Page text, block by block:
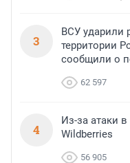
3
ВСУ ударили
территории
сообщили о
62 597
4
Из-за атаки
Wildberries
56 905